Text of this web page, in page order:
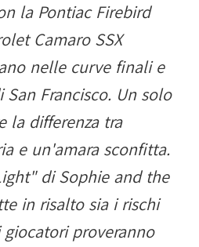
la Pontiac Firebird
Camaro SSX
nelle curve finali e
Francisco. Un solo
la differenza tra
e un'amara sconfitta.
di Sophie and the
in risalto sia i rischi
proveranno